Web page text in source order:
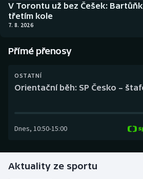
Biatlon
Curling
Futsal
Aplikace ČT sport
V Torontu už bez Češek:
třetím kole
7. 8. 2026
Přímé přenosy
OSTATNÍ
Orientační běh: SP Česko –
Dnes, 10:50-15:00
Aktuality ze sportu